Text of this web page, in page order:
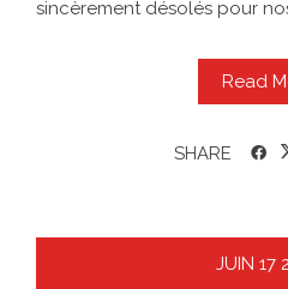
sincèrement désolés pour
Read
SHARE
JUIN 17